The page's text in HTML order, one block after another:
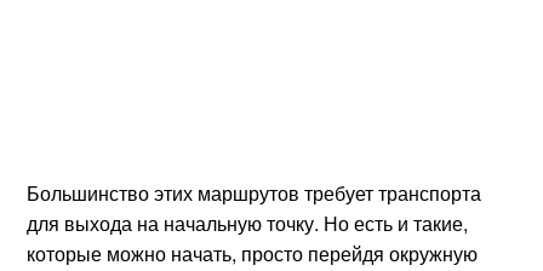
Большинство этих маршрутов требует транспорта
для выхода на начальную точку. Но есть и такие,
которые можно начать, просто перейдя окружную